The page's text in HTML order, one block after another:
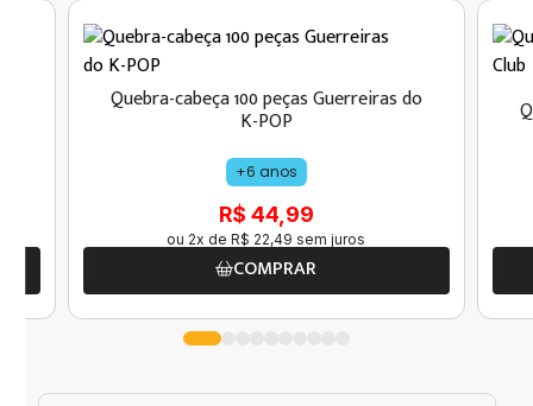
Quebra-cabeça 100 peças Guerreiras do
K-POP
+6 anos
R$ 44,99
ou 2x deR$ 22,49 sem juros
COMPRAR